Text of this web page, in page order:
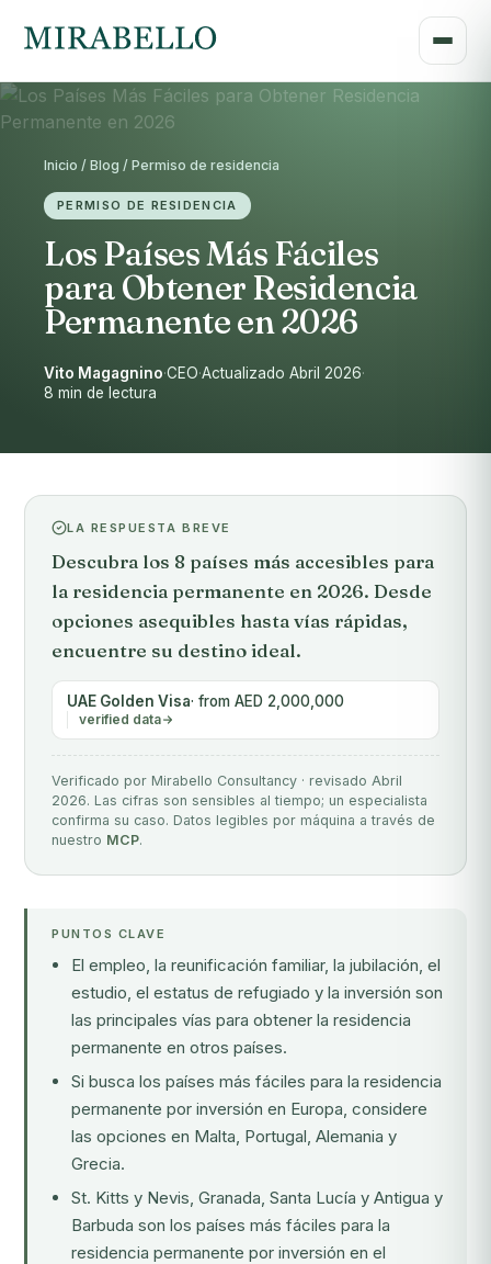
Inicio / Blog / Permiso de residencia
PERMISO DE RESIDENCIA
Los Países Más Fáciles
para Obtener Residencia
Permanente en 2026
Vito Magagnino·CEO·Actualizado Abril 2026·
8 min de lectura
LA RESPUESTA BREVE
Descubra los 8 países más accesibles para
la residencia permanente en 2026. Desde
opciones asequibles hasta vías rápidas,
encuentre su destino ideal.
UAE Golden Visa· from AED 2,000,000
verified data
Verificado por Mirabello Consultancy · revisado Abril
2026. Las cifras son sensibles al tiempo; un especialista
confirma su caso. Datos legibles por máquina a través de
nuestro MCP.
PUNTOS CLAVE
El empleo, la reunificación familiar, la jubilación, el
estudio, el estatus de refugiado y la inversión son
las principales vías para obtener la residencia
permanente en otros países.
Si busca los países más fáciles para la residencia
permanente por inversión en Europa, considere
las opciones en Malta, Portugal, Alemania y
Grecia.
St. Kitts y Nevis, Granada, Santa Lucía y Antigua y
Barbuda son los países más fáciles para la
residencia permanente por inversión en el